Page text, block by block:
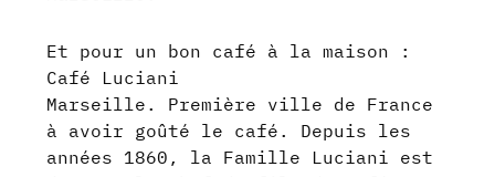
Et pour un bon café à la maison :
Café Luciani
Marseille. Première ville de France
à avoir goûté le café. Depuis les
années 1860, la Famille Luciani est